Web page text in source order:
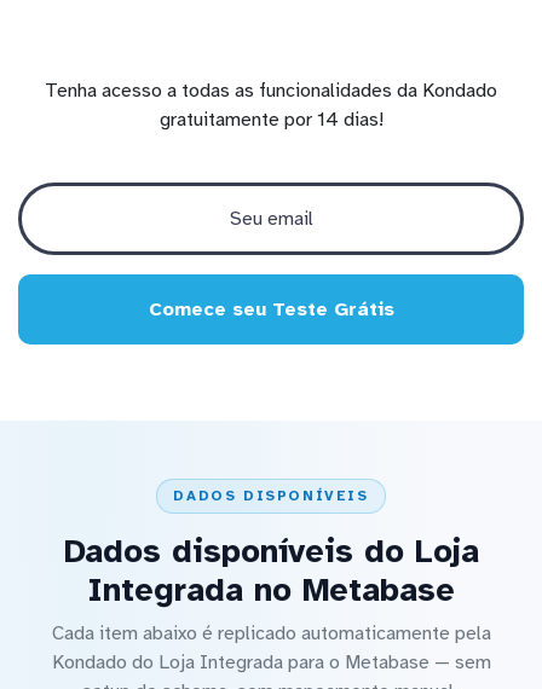
Tenha acesso a todas as funcionalidades da Kondado
gratuitamente por 14 dias!
Comece seu Teste Grátis
DADOS DISPONÍVEIS
Dados disponíveis do Loja
Integrada no Metabase
Cada item abaixo é replicado automaticamente pela
Kondado do Loja Integrada para o Metabase — sem